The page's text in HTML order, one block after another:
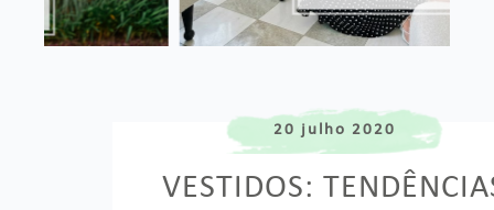
20 julho 2020
VESTIDOS: